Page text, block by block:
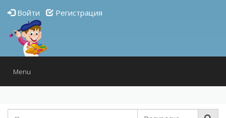
Войти Регистрация
Toggle
Menu